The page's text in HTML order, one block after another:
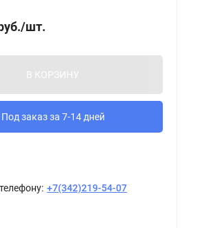
/шт.
В КОРЗИНУ
Под заказ за 7-14 дней
+7(342)219-54-07